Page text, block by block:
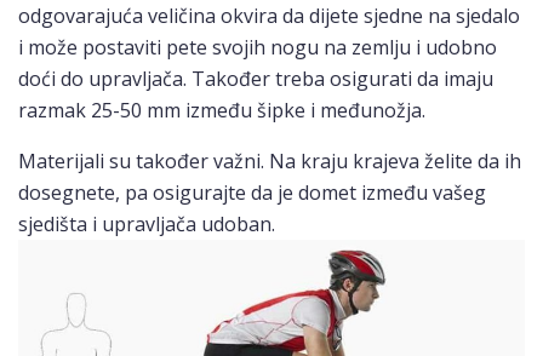
odgovarajuća veličina okvira da dijete sjedne na sjedalo
i može postaviti pete svojih nogu na zemlju i udobno
doći do upravljača. Također treba osigurati da imaju
razmak 25-50 mm između šipke i međunožja.
Materijali su također važni. Na kraju krajeva želite da ih
dosegnete, pa osigurajte da je domet između vašeg
sjedišta i upravljača udoban.